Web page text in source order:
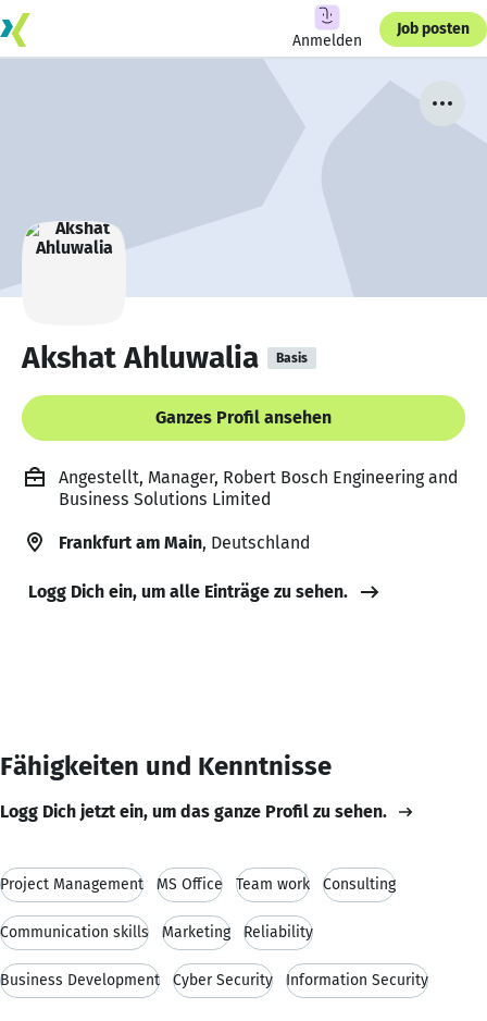
Anmelden
Job posten
Akshat Ahluwalia Basis
Ganzes Profil ansehen
Angestellt, Manager, Robert Bosch Engineering and
Business Solutions Limited
Frankfurt am Main, Deutschland
Logg Dich ein, um alle Einträge zu sehen.
Fähigkeiten und Kenntnisse
Logg Dich jetzt ein, um das ganze Profil zu sehen.
Project Management MS Office Team work Consulting
Communication skills Marketing Reliability
Business Development Cyber Security Information Security